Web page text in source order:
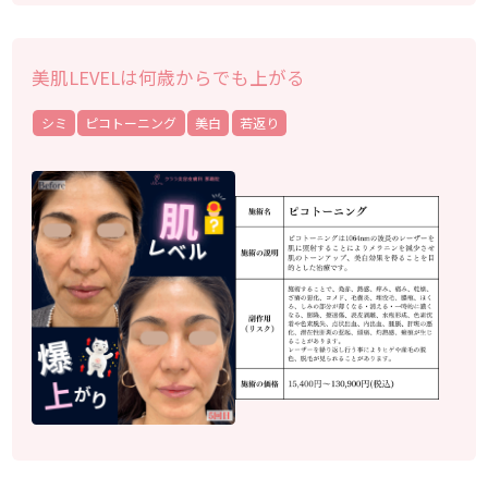
美肌LEVELは何歳からでも上がる
シミ ピコトーニング 美白 若返り